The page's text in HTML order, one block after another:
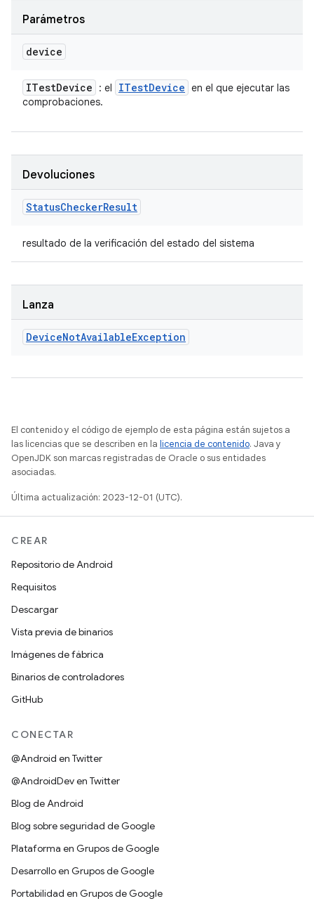
Parámetros
device
ITestDevice : el ITestDevice en el que ejecutar las
comprobaciones.
Devoluciones
StatusCheckerResult
resultado de la verificación del estado del sistema
Lanza
DeviceNotAvailableException
El contenido y el código de ejemplo de esta página están sujetos a
las licencias que se describen en la licencia de contenido. Java y
OpenJDK son marcas registradas de Oracle o sus entidades
asociadas.
Última actualización: 2023-12-01 (UTC).
CREAR
Repositorio de Android
Requisitos
Descargar
Vista previa de binarios
Imágenes de fábrica
Binarios de controladores
GitHub
CONECTAR
@Android en Twitter
@AndroidDev en Twitter
Blog de Android
Blog sobre seguridad de Google
Plataforma en Grupos de Google
Desarrollo en Grupos de Google
Portabilidad en Grupos de Google